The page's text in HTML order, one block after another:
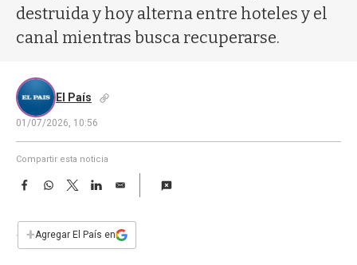
destruida y hoy alterna entre hoteles y el
canal mientras busca recuperarse.
El País
01/07/2026, 10:56
Compartir esta noticia
F
e
b
W
s
T
w
t
L
E
i
l
+Agregar El País en